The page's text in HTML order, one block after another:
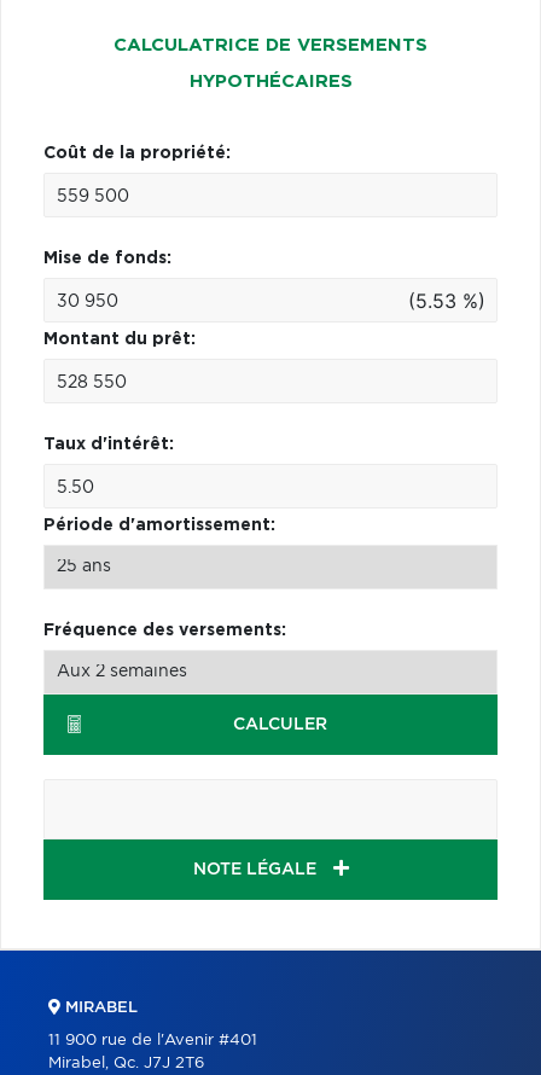
CALCULATRICE DE VERSEMENTS
HYPOTHÉCAIRES
Coût de la propriété:
Mise de fonds:
(5.53 %)
Montant du prêt:
Taux d'intérêt:
Période d'amortissement:
Fréquence des versements:
CALCULER
NOTE LÉGALE
MIRABEL
11 900 rue de l'Avenir #401
Mirabel, Qc. J7J 2T6